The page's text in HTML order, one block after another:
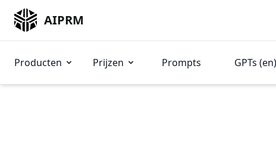
AIPRM
Producten Prijzen Prompts GPTs (en)